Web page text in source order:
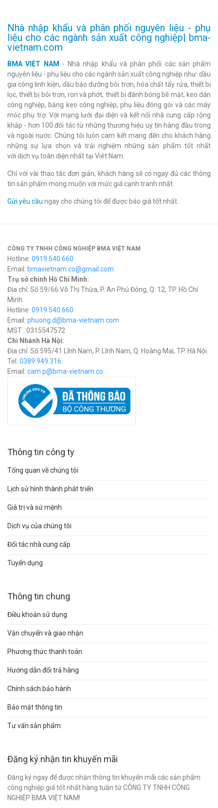
Nhà nhập khẩu và phân phối nguyên liệu - phụ
liệu cho các ngành sản xuất công nghiệp| bma-
vietnam.com
BMA VIỆT NAM
- Nhà nhập khẩu và phân phối các sản phẩm
nguyên liệu - phụ liệu cho các ngành sản xuất công nghiệp như: dầu
gia công linh kiện, dầu bảo dưỡng bôi trơn, hóa chất tẩy rửa, thiết bị
lọc, thiết bị bôi trơn, ron và phớt, thiết bị đánh bóng bề mặt, keo dán
công nghiệp, băng keo công nghiệp, phụ liệu đóng gói và các máy
móc phụ trợ. Với mạng lưới đại diện và kết nối nhà cung cấp rộng
khắp - hơn 100 đối tác từ những thương hiệu uy tín hàng đầu trong
và ngoài nước. Chúng tôi luôn cam kết mang đến cho khách hàng
những sự lựa chọn và trải nghiệm những sản phẩm tốt nhất
với dịch vụ toàn diện nhất tại Viêt Nam.
Chỉ với vài thao tác đơn giản, khách hàng sẽ có ngay đủ các thông
tin sản phẩm mong muốn với mức giá cạnh tranh nhất.
Gửi yêu cầu ngay cho chúng tôi để được báo giá tốt nhất.
CÔNG TY TNHH CÔNG NGHIỆP BMA VIỆT NAM
Hotline: 0919.540.660
Email: bmavietnam.co@gmail.com
Trụ sở chính Hồ Chí Minh:
Địa chỉ: Số 59/66 Võ Thị Thừa, P. An Phú Đông, Q. 12, TP. Hồ Chí
Minh.
Hotline: 0919.540.660
Email: phuong.d@bma-vietnam.com
MST : 0315547572
Chi Nhánh Hà Nội:
Địa chỉ: Số 595/41 Lĩnh Nam, P. Lĩnh Nam, Q. Hoàng Mai, TP. Hà Nội.
Tel: 0389.949.316
Email: cam.p@bma-vietnam.co
Thông tin công ty
Tổng quan về chúng tôi
Lịch sử hình thành phát triển
Giá trị và sứ mệnh
Dịch vụ của chúng tôi
Đối tác nhà cung cấp
Tuyển dụng
Thông tin chung
Điều khoản sử dụng
Vận chuyển và giao nhận
Phương thức thanh toán
Hướng dẫn đổi trả hàng
Chính sách bảo hành
Bảo mật thông tin
Tư vấn sản phẩm
Đăng ký nhận tin khuyến mãi
Đăng ký ngay để được nhận thông tin khuyến mãi các sản phẩm
công nghiệp giá tốt nhất hàng tuần từ CÔNG TY TNHH CÔNG
NGHIỆP BMA VIỆT NAM!